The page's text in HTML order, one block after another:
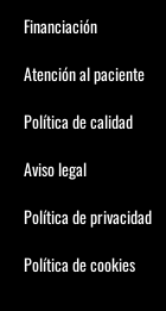
Financiación
Atención al paciente
Política de calidad
Aviso legal
Política de privacidad
Política de cookies